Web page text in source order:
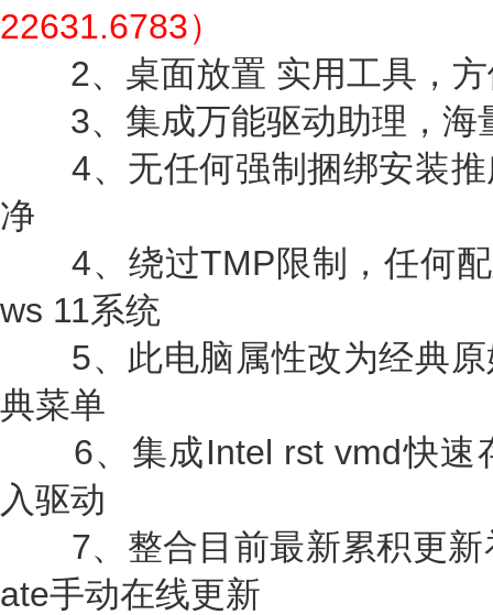
22631.6783）
2、桌面放置 实用工具，方
3、集成万能驱动助理，海
4、无任何强制捆绑安装推
净
4、绕过TMP限制，任何配
ws 11系统
5、此电脑属性改为经典原
典菜单
6、集成Intel rst vmd快速
入驱动
7、整合目前最新累积更新
ate手动在线更新